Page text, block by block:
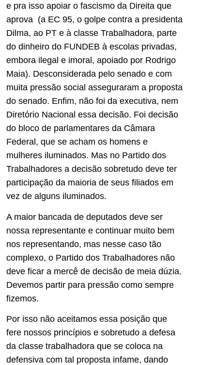
e pra isso apoiar o fascismo da Direita que
aprova (a EC 95, o golpe contra a presidenta
Dilma, ao PT e à classe Trabalhadora, parte
do dinheiro do FUNDEB à escolas privadas,
embora ilegal e imoral, apoiado por Rodrigo
Maia). Desconsiderada pelo senado e com
muita pressão social asseguraram a proposta
do senado. Enfim, não foi da executiva, nem
Diretório Nacional essa decisão. Foi decisão
do bloco de parlamentares da Câmara
Federal, que se acham os homens e
mulheres iluminados. Mas no Partido dos
Trabalhadores a decisão sobretudo deve ter
participação da maioria de seus filiados em
vez de alguns iluminados.
A maior bancada de deputados deve ser
nossa representante e continuar muito bem
nos representando, mas nesse caso tão
complexo, o Partido dos Trabalhadores não
deve ficar a mercê de decisão de meia dúzia.
Devemos partir para pressão como sempre
fizemos.
Por isso não aceitamos essa posição que
fere nossos princípios e sobretudo a defesa
da classe trabalhadora que se coloca na
defensiva com tal proposta infame, dando